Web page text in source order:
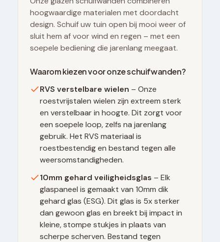
hoogwaardige materialen met doordacht
design. Schuif uw tuin open bij mooi weer of
sluit hem af voor wind en regen – met een
soepele bediening die jarenlang meegaat.
Waarom kiezen voor onze schuifwanden?
RVS verstelbare wielen – Onze
roestvrijstalen wielen zijn extreem sterk
en verstelbaar in hoogte. Dit zorgt voor
een soepele loop, zelfs na jarenlang
gebruik. Het RVS materiaal is
roestbestendig en bestand tegen alle
weersomstandigheden.
10mm gehard veiligheidsglas – Elk
glaspaneel is gemaakt van 10mm dik
gehard glas (ESG). Dit glas is 5x sterker
dan gewoon glas en breekt bij impact in
kleine, stompe stukjes in plaats van
scherpe scherven. Bestand tegen